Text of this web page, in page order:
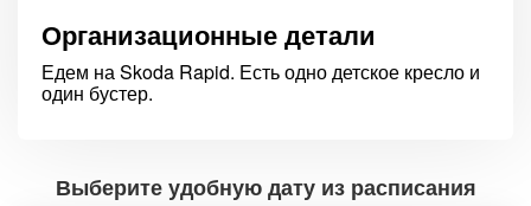
Организационные детали
Едем на Skoda Rapid. Есть одно детское кресло и
один бустер.
Выберите удобную дату из расписания